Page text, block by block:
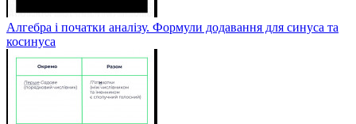
Алгебра і початки аналізу. Формули додавання для синуса та
косинуса